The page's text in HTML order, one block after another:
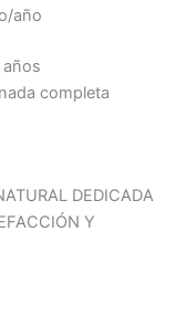
año
completa
DEDICADA
Y